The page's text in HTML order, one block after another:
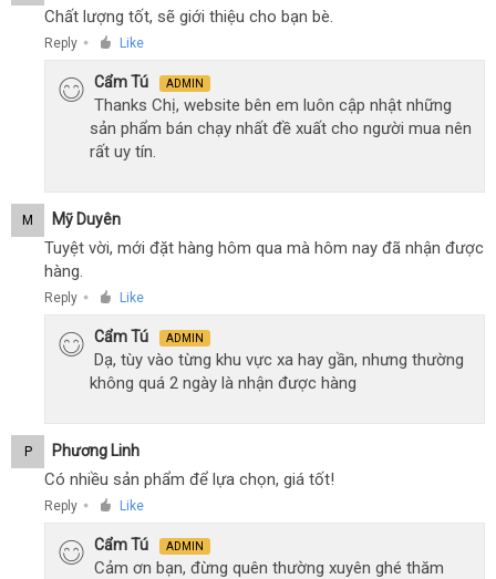
Chất lượng tốt, sẽ giới thiệu cho bạn bè.
Reply ● Like
Cẩm Tú ADMIN
Thanks Chị, website bên em luôn cập nhật những
sản phẩm bán chạy nhất đề xuất cho người mua nên
rất uy tín.
M Mỹ Duyên
Tuyệt vời, mới đặt hàng hôm qua mà hôm nay đã nhận được
hàng.
Reply ● Like
Cẩm Tú ADMIN
Dạ, tùy vào từng khu vực xa hay gần, nhưng thường
không quá 2 ngày là nhận được hàng
P Phương Linh
Có nhiều sản phẩm để lựa chọn, giá tốt!
Reply ● Like
Cẩm Tú ADMIN
Cảm ơn bạn, đừng quên thường xuyên ghé thăm